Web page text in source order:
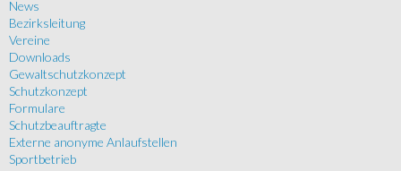
News
Bezirksleitung
Vereine
Downloads
Gewaltschutzkonzept
Schutzkonzept
Formulare
Schutzbeauftragte
Externe anonyme Anlaufstellen
Sportbetrieb